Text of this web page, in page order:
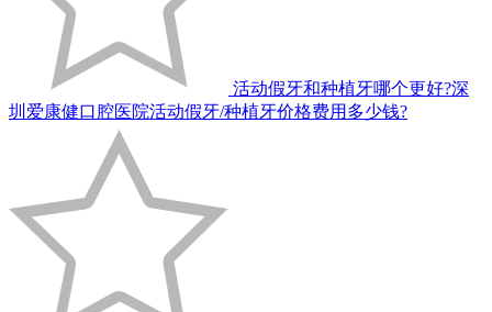
活动假牙和种植牙哪个更好?深
圳爱康健口腔医院活动假牙/种植牙价格费用多少钱?